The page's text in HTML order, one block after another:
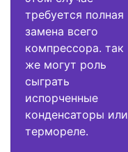
требуется полная
замена всего
компрессора. так
же могут роль
сыграть
испорченные
конденсаторы или
термореле.